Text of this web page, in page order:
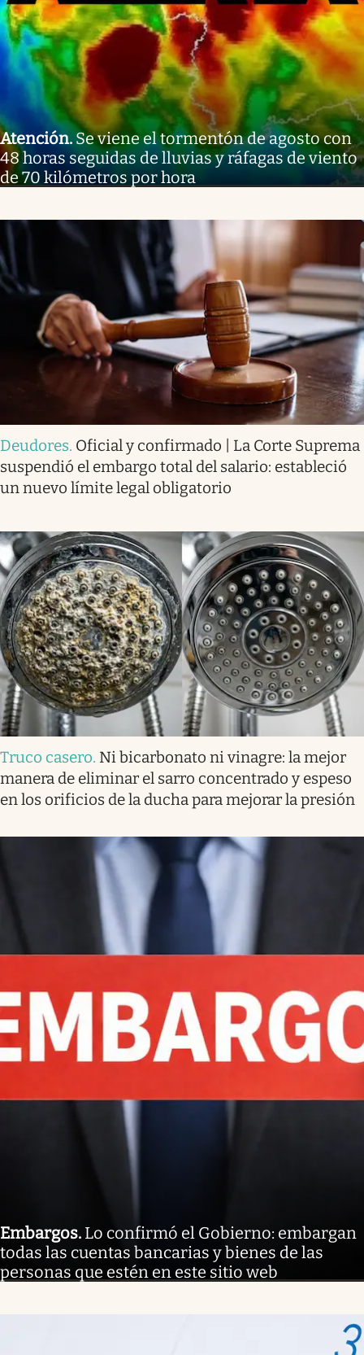
Atención.Se viene el tormentón de agosto con
48 horas seguidas de lluvias y ráfagas de viento
de 70 kilómetros por hora
Deudores. Oficial y confirmado | La Corte Suprema
suspendió el embargo total del salario: estableció
un nuevo límite legal obligatorio
Truco casero. Ni bicarbonato ni vinagre: la mejor
manera de eliminar el sarro concentrado y espeso
en los orificios de la ducha para mejorar la presión
Embargos. Lo confirmó el Gobierno: embargan
todas las cuentas bancarias y bienes de las
personas que estén en este sitio web